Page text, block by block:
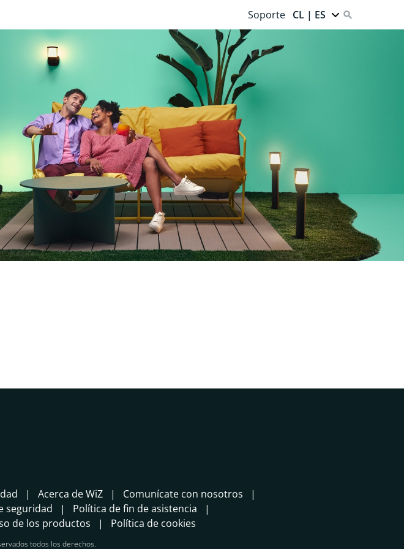
Soporte CL | ES
Acerca de WiZ
Comunícate con nosotros
seguridad
Política de fin de asistencia
de los productos Política de cookies
todos los derechos.